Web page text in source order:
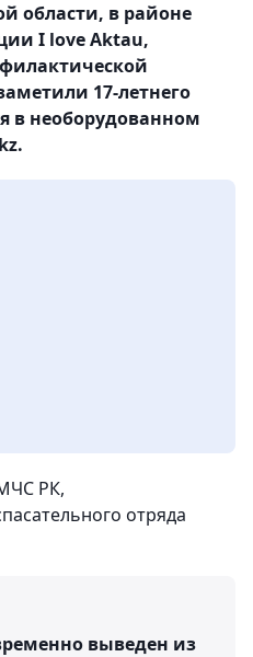
области, в районе
I love Aktau,
17-летнего
в необорудованном
РК,
отряда
выведен из